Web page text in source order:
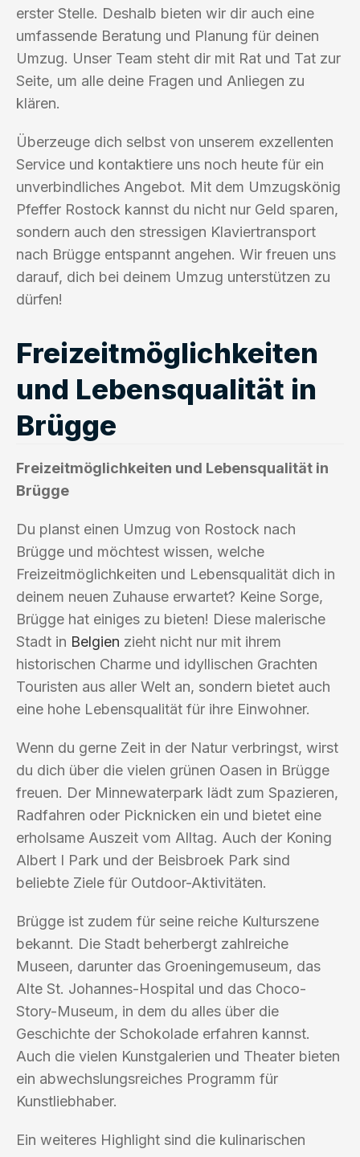
erster Stelle. Deshalb bieten wir dir auch eine
umfassende Beratung und Planung für deinen
Umzug. Unser Team steht dir mit Rat und Tat zur
Seite, um alle deine Fragen und Anliegen zu
klären.
Überzeuge dich selbst von unserem exzellenten
Service und kontaktiere uns noch heute für ein
unverbindliches Angebot. Mit dem Umzugskönig
Pfeffer Rostock kannst du nicht nur Geld sparen,
sondern auch den stressigen Klaviertransport
nach Brügge entspannt angehen. Wir freuen uns
darauf, dich bei deinem Umzug unterstützen zu
dürfen!
Freizeitmöglichkeiten
und Lebensqualität in
Brügge
Freizeitmöglichkeiten und Lebensqualität in
Brügge
Du planst einen Umzug von Rostock nach
Brügge und möchtest wissen, welche
Freizeitmöglichkeiten und Lebensqualität dich in
deinem neuen Zuhause erwartet? Keine Sorge,
Brügge hat einiges zu bieten! Diese malerische
Stadt in Belgien zieht nicht nur mit ihrem
historischen Charme und idyllischen Grachten
Touristen aus aller Welt an, sondern bietet auch
eine hohe Lebensqualität für ihre Einwohner.
Wenn du gerne Zeit in der Natur verbringst, wirst
du dich über die vielen grünen Oasen in Brügge
freuen. Der Minnewaterpark lädt zum Spazieren,
Radfahren oder Picknicken ein und bietet eine
erholsame Auszeit vom Alltag. Auch der Koning
Albert I Park und der Beisbroek Park sind
beliebte Ziele für Outdoor-Aktivitäten.
Brügge ist zudem für seine reiche Kulturszene
bekannt. Die Stadt beherbergt zahlreiche
Museen, darunter das Groeningemuseum, das
Alte St. Johannes-Hospital und das Choco-
Story-Museum, in dem du alles über die
Geschichte der Schokolade erfahren kannst.
Auch die vielen Kunstgalerien und Theater bieten
ein abwechslungsreiches Programm für
Kunstliebhaber.
Ein weiteres Highlight sind die kulinarischen